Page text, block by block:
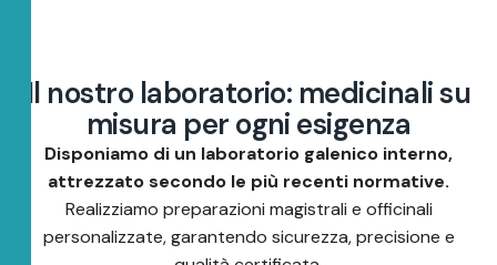
Il nostro laboratorio: medicinalisu
misura per ogni esigenza
Disponiamo di un laboratorio galenico interno,
attrezzato secondo le più recenti normative.
Realizziamo preparazioni magistrali e officinali
personalizzate, garantendo sicurezza, precisione e